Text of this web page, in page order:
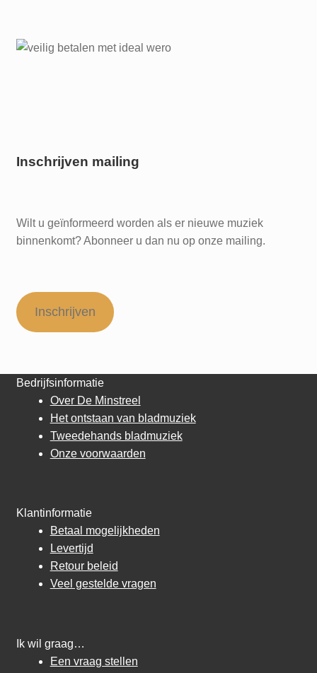
Inschrijven mailing
Wilt u geïnformeerd worden als er nieuwe muziek
binnenkomt? Abonneer u dan nu op onze mailing.
Inschrijven
Bedrijfsinformatie
Over De Minstreel
Het ontstaan van bladmuziek
Tweedehands bladmuziek
Onze voorwaarden
Klantinformatie
Betaal mogelijkheden
Levertijd
Retour beleid
Veel gestelde vragen
Ik wil graag…
Een vraag stellen